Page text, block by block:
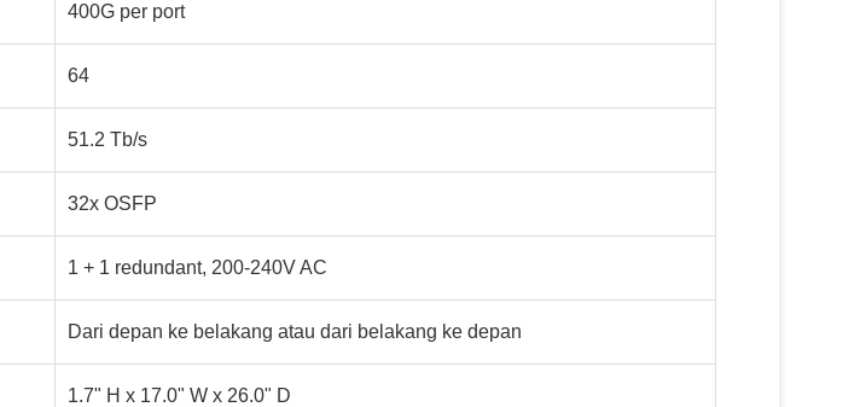
400G per port
64
51.2 Tb/s
32x OSFP
1 + 1 redundant, 200-240V AC
Dari depan ke belakang atau dari belakang ke depan
1.7" H x 17.0" W x 26.0" D